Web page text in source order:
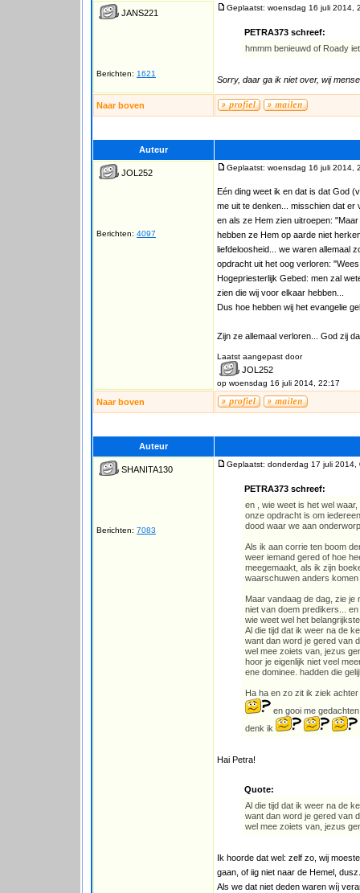
JANS221
Berichten: 1621
Geplaatst: woensdag 16 juli 2014,
PETRA373 schreef:
hmmm benieuwd of Roady
Sorry, daar ga ik niet over, wij
Naar boven
Auteur
JOL252
Berichten: 4097
Geplaatst: woensdag 16 juli 2014,
Eén ding weet ik en dat is dat God
me uit te denken... misschien dat
en als ze Hem zien uitroepen:
hebben ze Hem op aarde niet
liefdeloosheid... we waren allemaal
opdracht uit het oog verloren:
Hogepriesterlijk Gebed: men zal
zien die wij voor elkaar hebben...
Dus hoe hebben wij het evangelie
Zijn ze allemaal verloren... God zij
Laatst aangepast door
JOL252
op woensdag 16 juli 2014, 22:17
Naar boven
Auteur
SHANITA130
Berichten: 7083
Geplaatst: donderdag 17 juli 2014,
PETRA373 schreef:
en , wie weet is het wel
onze opdracht is om
dood waar we aan
Als ik aan corrie ten boom
weer iemand gered of hoe
meegemaakt, als ik zijn
waarschuwen anders komen
Maar vandaag de dag, zie
niet van doem predikers...
wie weet wel het
Al die tijd dat ik weer na de
want dan word je gered van
wel mee zoiets van, jezus
hoor je eigenlijk niet veel
ene dominee. hadden die
Ha ha en zo zit ik ziek
en gooi me
denk ik
Hai Petra!
Quote:
Al die tijd dat ik weer na de
want dan word je gered van
wel mee zoiets van, jezus
Ik hoorde dat wel: zelf zo, wij
gaan, of iig niet naar de Hemel,
Als we dat niet deden waren wíj